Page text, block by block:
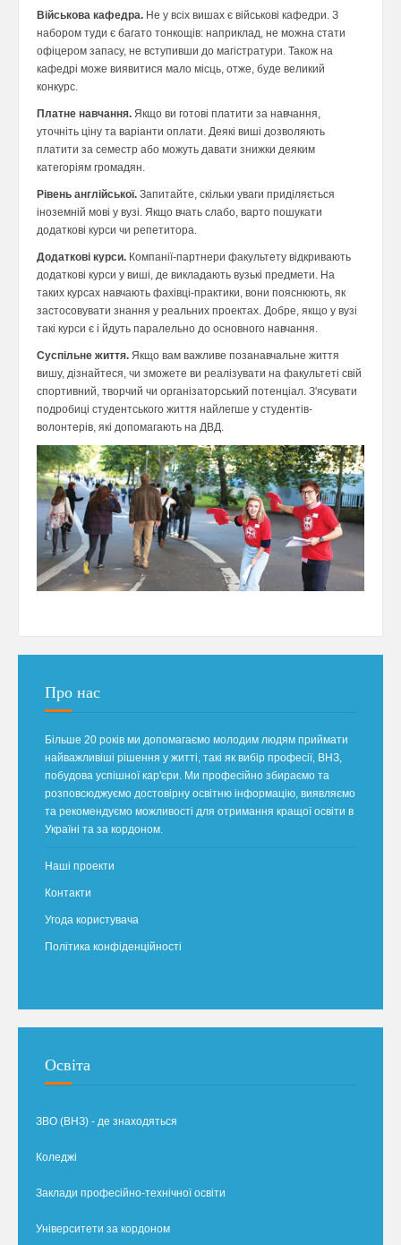
Військова кафедра. Не у всіх вишах є військові кафедри. З
набором туди є багато тонкощів: наприклад, не можна стати
офіцером запасу, не вступивши до магістратури. Також на
кафедрі може виявитися мало місць, отже, буде великий
конкурс.
Платне навчання. Якщо ви готові платити за навчання,
уточніть ціну та варіанти оплати. Деякі виші дозволяють
платити за семестр або можуть давати знижки деяким
категоріям громадян.
Рівень англійської. Запитайте, скільки уваги приділяється
іноземній мові у вузі. Якщо вчать слабо, варто пошукати
додаткові курси чи репетитора.
Додаткові курси. Компанії-партнери факультету відкривають
додаткові курси у виші, де викладають вузькі предмети. На
таких курсах навчають фахівці-практики, вони пояснюють, як
застосовувати знання у реальних проектах. Добре, якщо у вузі
такі курси є і йдуть паралельно до основного навчання.
Суспільне життя. Якщо вам важливе позанавчальне життя
вишу, дізнайтеся, чи зможете ви реалізувати на факультеті свій
спортивний, творчий чи організаторський потенціал. З'ясувати
подробиці студентського життя найлегше у студентів-
волонтерів, які допомагають на ДВД.
Про нас
Більше 20 років ми допомагаємо молодим людям приймати
найважливіші рішення у житті, такі як вибір професії, ВНЗ,
побудова успішної кар'єри. Ми професійно збираємо та
розповсюджуємо достовірну освітню інформацію, виявляємо
та рекомендуємо можливості для отримання кращої освіти в
Україні та за кордоном.
Наші проекти
Контакти
Угода користувача
Політика конфіденційності
Освіта
ЗВО (ВНЗ) - де знаходяться
Коледжі
Заклади професійно-технічної освіти
Університети за кордоном